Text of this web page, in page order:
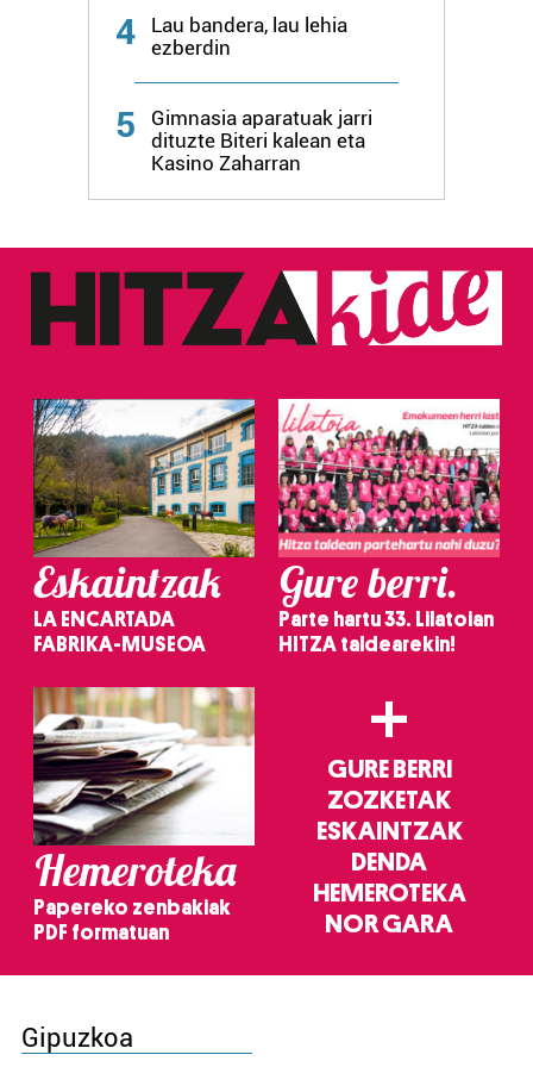
Webgune honek cookie propioak eta hirugarrenen cookie-
fitxategiak erabiltzen ditu. Zure esperientzia eta
zerbitzuak hobetzeko asmoz, cookie teknologiaz
baliatzen gara. Ohar hau onartuz gero, teknologia hori
erabiltzeko baimen esplizitua ematen diguzu.
irakurri
4
Lau bandera, lau lehia
ezberdin
5
Gimnasia aparatuak jarri
dituzte Biteri kalean eta
Kasino Zaharran
Eskaintzak
LA ENCARTADA
FABRIKA-MUSEOA
Gure berri.
Parte hartu 33. Lilatoian
HITZA taldearekin!
Hemeroteka
Papereko zenbakiak
PDF formatuan
+
GURE BERRI
ZOZKETAK
ESKAINTZAK
DENDA
HEMEROTEKA
NOR GARA
Gipuzkoa